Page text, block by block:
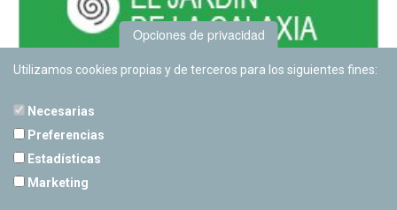
Opciones de privacidad
Utilizamos cookies propias y de terceros para los siguientes fines:
Necesarias
Preferencias
Estadísticas
Marketing